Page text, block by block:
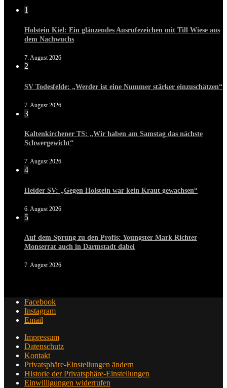
1
Holstein Kiel: Ein glänzendes Ausrufezeichen mit Till Wiese aus
dem Nachwuchs
7. August 2026
2
SV Todesfelde: „Werder ist eine Nummer stärker einzuschätzen“
7. August 2026
3
Kaltenkirchener TS: „Wir haben am Samstag das nächste
Schwergewicht“
7. August 2026
4
Heider SV: „Gegen Holstein war kein Kraut gewachsen“
6. August 2026
5
Auf dem Sprung zu den Profis: Youngster Mark Richter
Monserrat auch in Darmstadt dabei
7. August 2026
Facebook
Instagram
Email
Impressum
Datenschutz
Kontakt
Privatsphäre-Einstellungen ändern
Historie der Privatsphäre-Einstellungen
Einwilligungen widerrufen